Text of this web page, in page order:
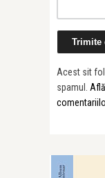
Acest sit
spamul.